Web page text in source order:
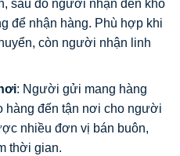
sau đó người nhận đến kho
để nhận hàng. Phù hợp khi
còn người nhận linh
: Người gửi mang hàng
hàng đến tận nơi cho người
nhiều đơn vị bán buôn,
thời gian.